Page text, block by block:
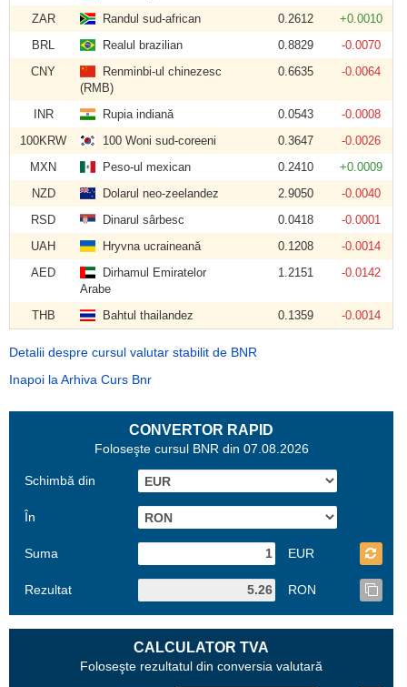
ZAR
Randul sud-african 0.2612
+0.0010
BRL
Realul brazilian 0.8829
-0.0070
CNY
Renminbi-ul chinezesc
(RMB)
0.6635 -0.0064
INR Rupia indiană 0.0543
-0.0008
100KRW
100 Woni sud-coreeni 0.3647
-0.0026
MXN
Peso-ul mexican 0.2410
+0.0009
NZD
Dolarul neo-zeelandez 2.9050
-0.0040
RSD
Dinarul sârbesc 0.0418
-0.0001
UAH
Hryvna ucraineană 0.1208
-0.0014
AED
Dirhamul Emiratelor
Arabe
1.2151 -0.0142
THB Bahtul thailandez 0.1359 -0.0014
Detalii despre cursul valutar stabilit de BNR
Inapoi la Arhiva Curs Bnr
CONVERTOR RAPID
Foloseşte cursul BNR din 07.08.2026
Schimbă din
În
Suma EUR
Rezultat RON
CALCULATOR TVA
Foloseşte rezultatul din conversia valutară